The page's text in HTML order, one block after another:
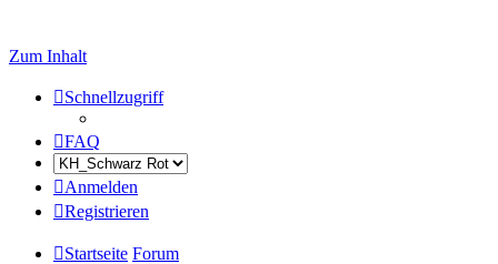
Zum Inhalt
Schnellzugriff
FAQ
Anmelden
Registrieren
Startseite Forum